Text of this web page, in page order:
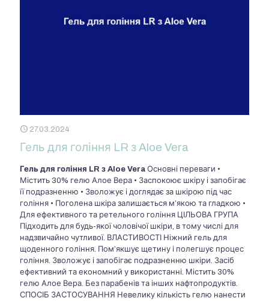
27.03.2024
Гель для гоління LR з Aloe Vera
Гель для гоління LR з Aloe Vera Основні переваги •
Містить 30% гелю Алое Вера • Заспокоює шкіру і запобігає
її подразненню • Зволожує і доглядає за шкірою під час
гоління • Поголена шкіра залишається м’якою та гладкою •
Для ефективного та ретельного гоління ЦІЛЬОВА ГРУПА
Підходить для будь-якої чоловічої шкіри, в тому числі для
надзвичайно чутливої. ВЛАСТИВОСТІ Ніжний гель для
щоденного гоління. Пом’якшує щетину і полегшує процес
гоління. Зволожує і запобігає подразненню шкіри. Засіб
ефективний та економний у використанні. Містить 30%
гелю Алое Вера. Без парабенів та інших нафтопродуктів.
СПОСІБ ЗАСТОСУВАННЯ Невелику кількість гелю нанести